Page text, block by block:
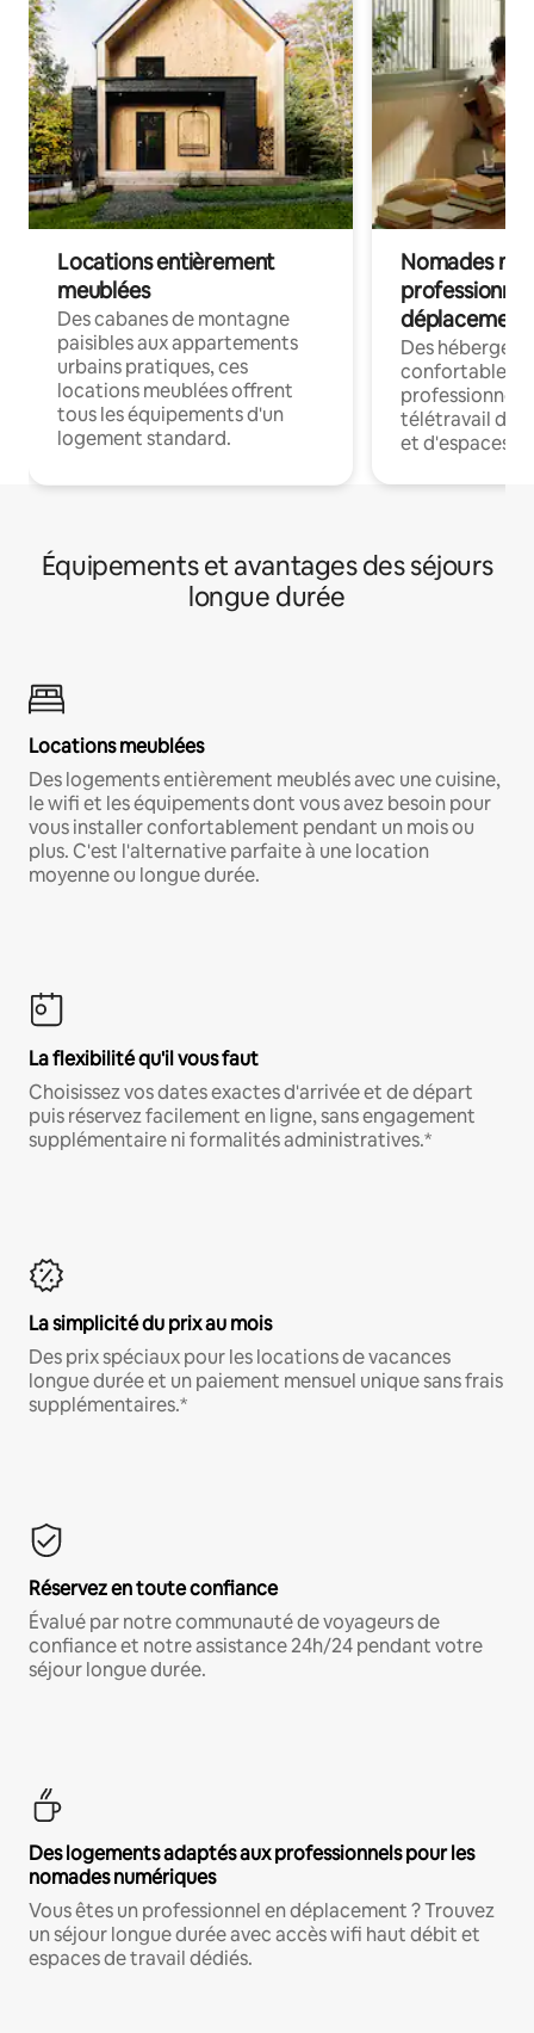
Locations entièrement
meublées
Des cabanes de montagne
paisibles aux appartements
urbains pratiques, ces
locations meublées offrent
tous les équipements d'un
logement standard.
Nomades
déplacement
Des
confortables
professionnels
télétravail
et d'espaces
Équipements et avantages des séjours
longue durée
Locations meublées
Des logements entièrement meublés avec une cuisine,
le wifi et les équipements dont vous avez besoin pour
vous installer confortablement pendant un mois ou
plus. C'est l'alternative parfaite à une location
moyenne ou longue durée.
La flexibilité qu'il vous faut
Choisissez vos dates exactes d'arrivée et de départ
puis réservez facilement en ligne, sans engagement
supplémentaire ni formalités administratives.*
La simplicité du prix au mois
Des prix spéciaux pour les locations de vacances
longue durée et un paiement mensuel unique sans frais
supplémentaires.*
Réservez en toute confiance
Évalué par notre communauté de voyageurs de
confiance et notre assistance 24h/24 pendant votre
séjour longue durée.
Des logements adaptés aux professionnels pour les
nomades numériques
Vous êtes un professionnel en déplacement ? Trouvez
un séjour longue durée avec accès wifi haut débit et
espaces de travail dédiés.